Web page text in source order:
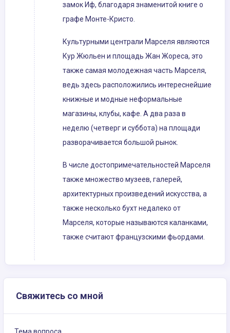
замок Иф, благодаря знаменитой книге о
графе Монте-Кристо.
Культурными централи Марселя являются
Кур Жюльен и площадь Жан Жореса, это
также самая молодежная часть Марселя,
ведь здесь расположились интереснейшие
книжные и модные неформальные
магазины, клубы, кафе. А два раза в
неделю (четверг и суббота) на площади
разворачивается большой рынок.
В числе достопримечательностей Марселя
также множество музеев, галерей,
архитектурных произведений искусства, а
также несколько бухт недалеко от
Марселя, которые называются каланками,
также считают французскими фьордами.
Свяжитесь со мной